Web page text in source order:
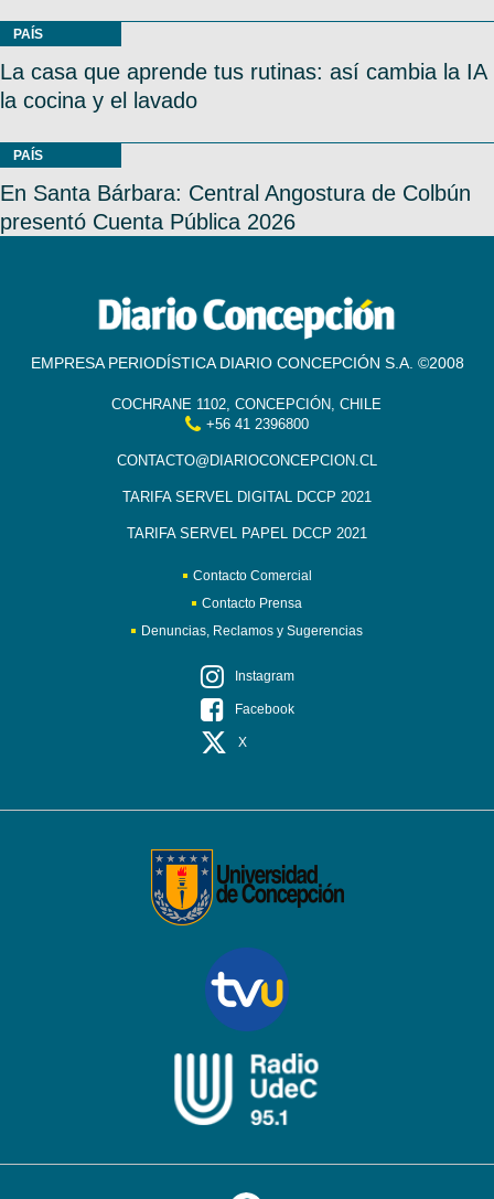
PAÍS
La casa que aprende tus rutinas: así cambia la IA
la cocina y el lavado
PAÍS
En Santa Bárbara: Central Angostura de Colbún
presentó Cuenta Pública 2026
EMPRESA PERIODÍSTICA DIARIO CONCEPCIÓN S.A. ©2008
COCHRANE 1102, CONCEPCIÓN, CHILE
+56 41 2396800
CONTACTO@DIARIOCONCEPCION.CL
TARIFA SERVEL DIGITAL DCCP 2021
TARIFA SERVEL PAPEL DCCP 2021
Contacto Comercial
Contacto Prensa
Denuncias, Reclamos y Sugerencias
Instagram
Facebook
X